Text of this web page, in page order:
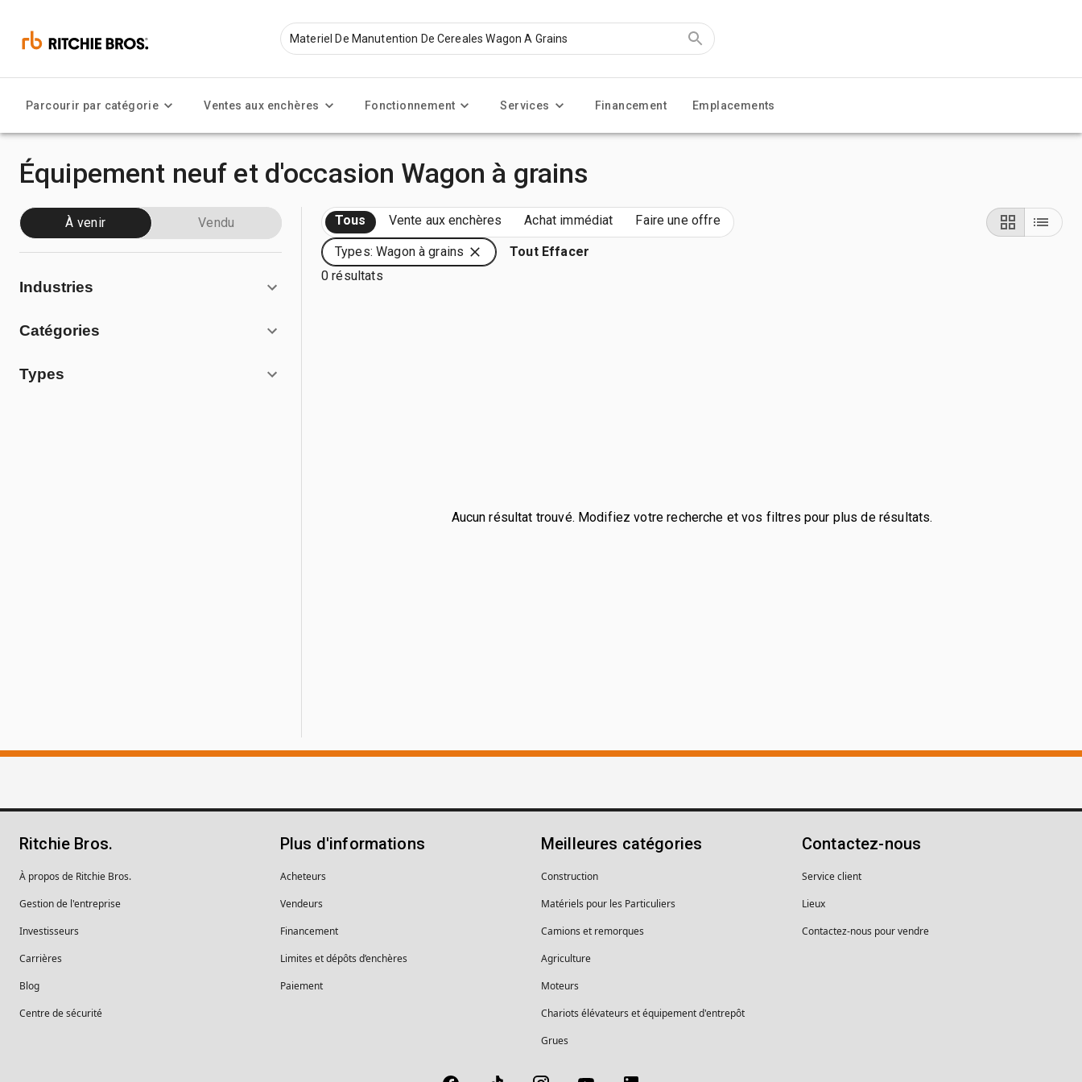
Parcourir par catégorie Ventes aux enchères Fonctionnement Services Financement Emplacements
Équipement neuf et d'occasion Wagon à grains
À venir Vendu
Industries
Catégories
Types
Tous Vente aux enchères Achat immédiat Faire une offre
Types: Wagon à grains
Tout Effacer
0 résultats
Aucun résultat trouvé. Modifiez votre recherche et vos filtres pour plus de résultats.
Ritchie Bros.
À propos de Ritchie Bros.
Gestion de l'entreprise
Investisseurs
Carrières
Blog
Centre de sécurité
Plus d'informations
Acheteurs
Vendeurs
Financement
Limites et dépôts d’enchères
Paiement
Meilleures catégories
Construction
Matériels pour les Particuliers
Camions et remorques
Agriculture
Moteurs
Chariots élévateurs et équipement d'entrepôt
Grues
Contactez-nous
Service client
Lieux
Contactez-nous pour vendre